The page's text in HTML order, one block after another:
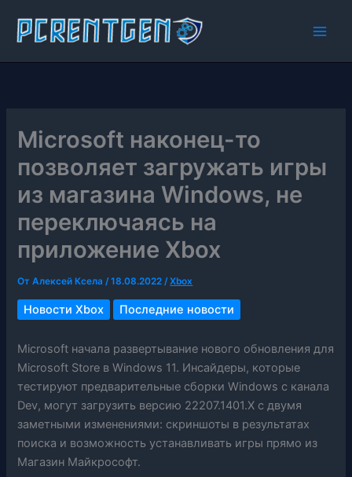
содержимому
Microsoft наконец-то
позволяет загружать игры
из магазина Windows, не
переключаясь на
приложение Xbox
ОтАлексей Ксела/18.08.2022/Xbox
Новости Xbox Последние новости
Microsoft начала развертывание нового обновления для
Microsoft Store в Windows 11. Инсайдеры, которые
тестируют предварительные сборки Windows с канала
Dev, могут загрузить версию 22207.1401.X с двумя
заметными изменениями: скриншоты в результатах
поиска и возможность устанавливать игры прямо из
Магазин Майкрософт.